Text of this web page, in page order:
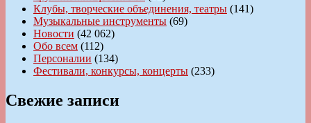
Клубы, творческие объединения, театры (141)
Музыкальные инструменты (69)
Новости (42 062)
Обо всем (112)
Персоналии (134)
Фестивали, конкурсы, концерты (233)
Свежие записи